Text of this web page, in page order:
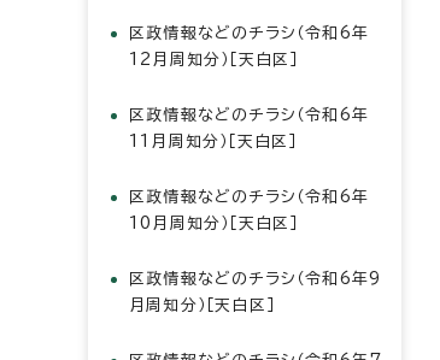
区政情報などのチラシ（令和6年
12月周知分）［天白区］
区政情報などのチラシ（令和6年
11月周知分）［天白区］
区政情報などのチラシ（令和6年
10月周知分）［天白区］
区政情報などのチラシ（令和6年9
月周知分）［天白区］